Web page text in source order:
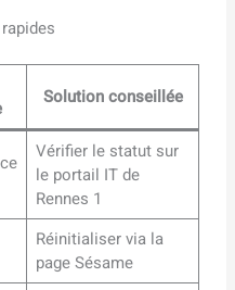
Solution conseillée
Vérifier le statut sur
le portail IT de
Rennes 1
Réinitialiser via la
page Sésame